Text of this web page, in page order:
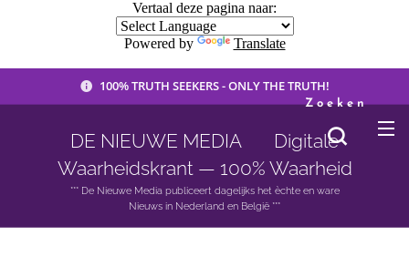
Vertaal deze pagina naar:
Powered by Translate
100% TRUTH SEEKERS - ONLY THE TRUTH!
DE NIEUWE MEDIA 🟣 Digitale
Waarheidskrant — 100% Waarheid
*** De Nieuwe Media publiceert dagelijks het èchte en ware
Nieuws in Nederland en België ***
Zoeken